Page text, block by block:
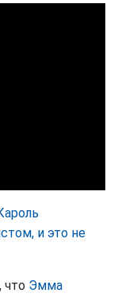
и это не
что Эмма